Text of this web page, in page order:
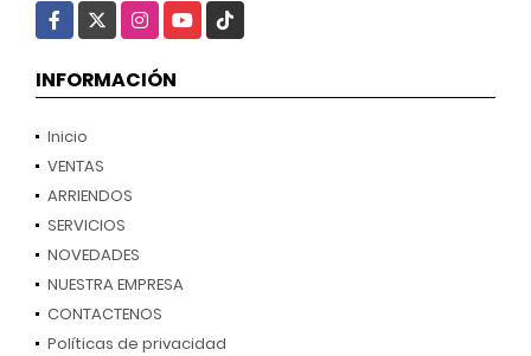
Facebook
X Instagram
YouTube
TikTok
INFORMACIÓN
Inicio
VENTAS
ARRIENDOS
SERVICIOS
NOVEDADES
NUESTRA EMPRESA
CONTACTENOS
Políticas de privacidad